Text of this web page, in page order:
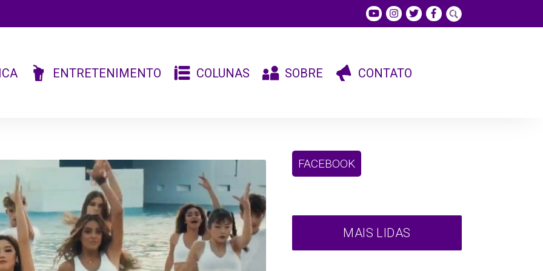
ENTRETENIMENTO COLUNAS SOBRE CONTATO
FACEBOOK
MAIS LIDAS